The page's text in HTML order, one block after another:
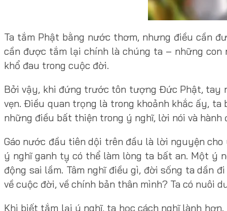
Ta tắm Phật bằng nước thơm, nhưng điều cần
cần được tắm lại chính là chúng ta – những con
khổ đau trong cuộc đời.
Bởi vậy, khi đứng trước tôn tượng Đức Phật, tay
vẹn. Điều quan trọng là trong khoảnh khắc ấy,
những điều bất thiện trong ý nghĩ, lời nói và
Gáo nước đầu tiên dội trên đầu là lời nguyện
ý nghĩ ganh tỵ có thể làm lòng ta bất an. Một ý
động sai lầm. Tâm nghĩ điều gì, đời sống ta dần
về cuộc đời, về chính bản thân mình? Ta có nuôi
Khi biết tắm lại ý nghĩ, ta học cách nghĩ lành